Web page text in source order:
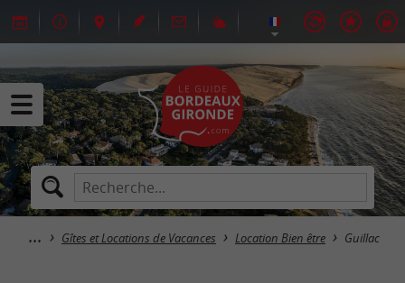
Gîtes et Locations de Vacances Location Bien être Guillac